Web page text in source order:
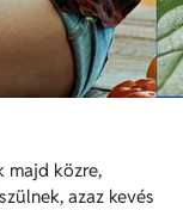
majd közre,
azaz kevés